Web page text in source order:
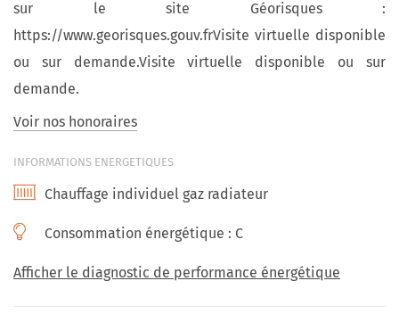
sur le site Géorisques :
https://www.georisques.gouv.frVisite virtuelle disponible
ou sur demande.Visite virtuelle disponible ou sur
demande.
Voir nos honoraires
INFORMATIONS ENERGETIQUES
Chauffage individuel gaz radiateur
Consommation énergétique : C
Afficher le diagnostic de performance énergétique